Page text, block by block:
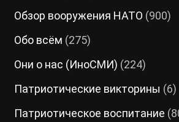
Обзор вооружения НАТО (900)
Обо всём (275)
Они о нас (ИноСМИ) (224)
Патриотические викторины (6)
Патриотическое воспитание